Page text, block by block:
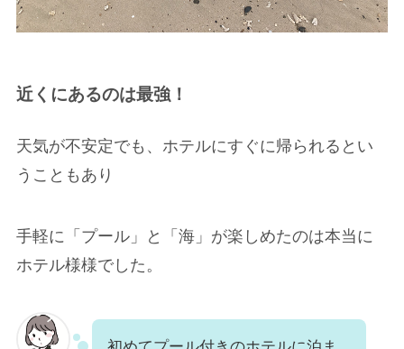
近くにあるのは最強！
天気が不安定でも、ホテルにすぐに帰られるとい
うこともあり
手軽に「プール」と「海」が楽しめたのは本当に
ホテル様様でした。